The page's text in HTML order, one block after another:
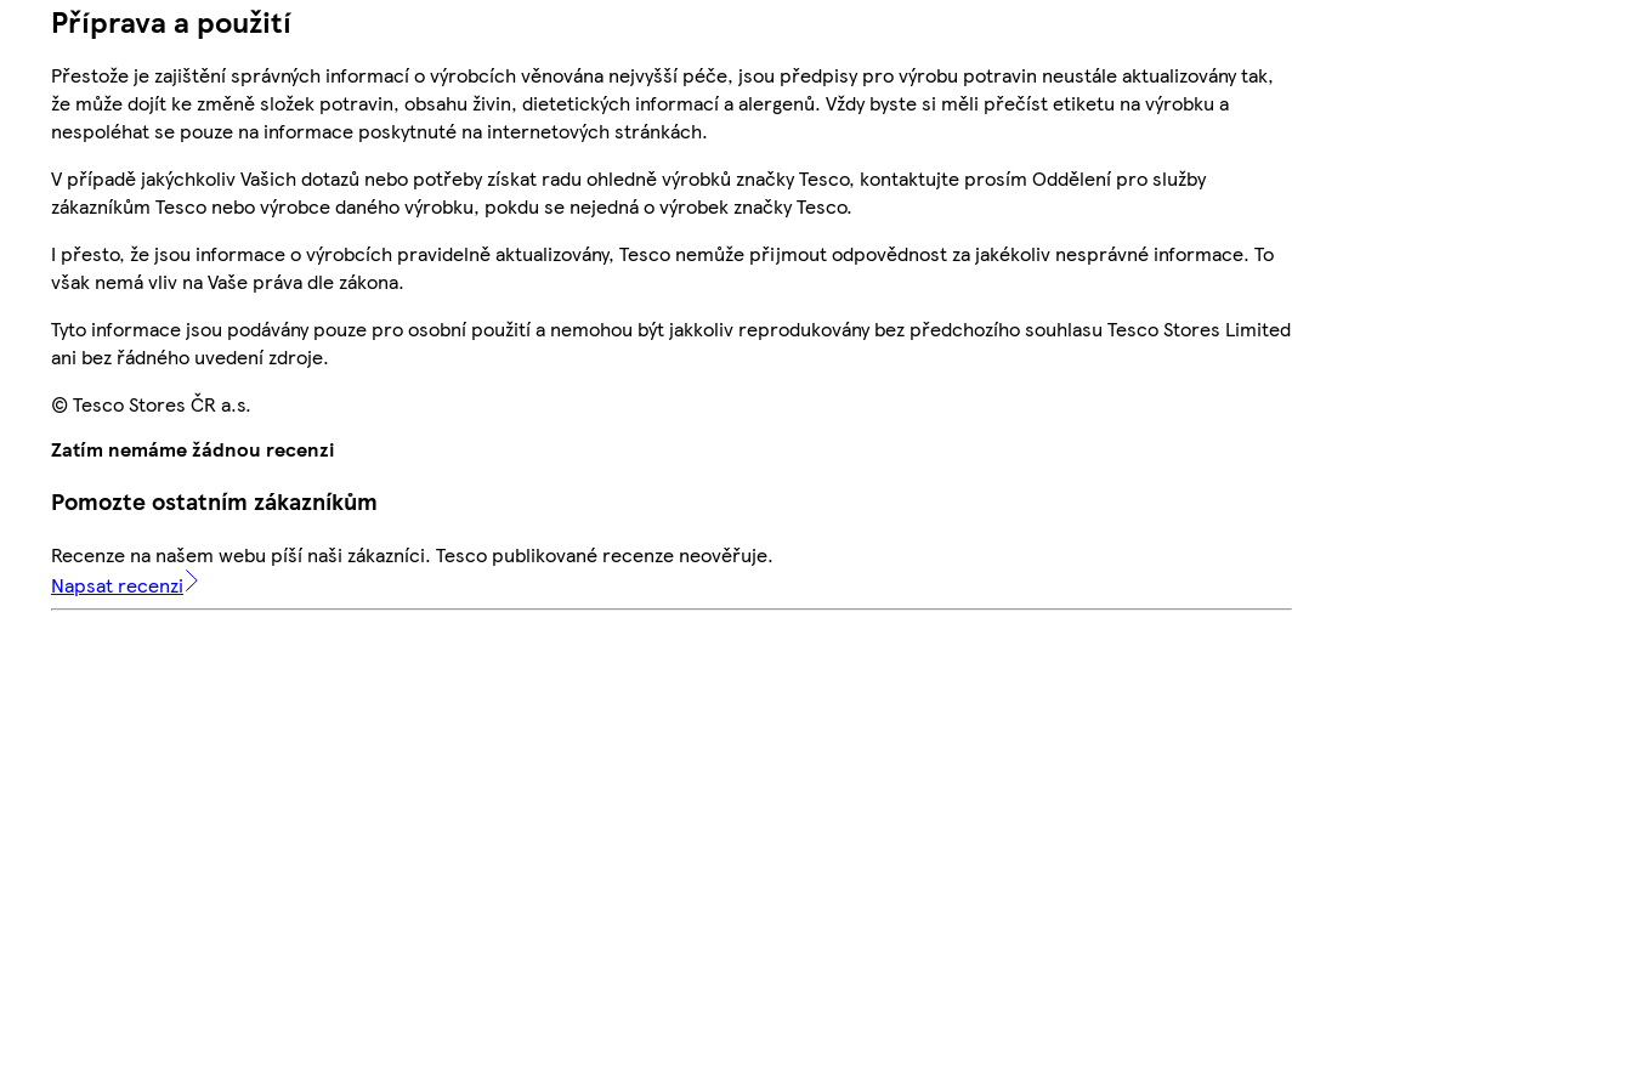
Příprava a použití
Přestože je zajištění správných informací o výrobcích věnována nejvyšší péče, jsou předpisy pro výrobu potravin neustále aktualizovány tak,
že může dojít ke změně složek potravin, obsahu živin, dietetických informací a alergenů. Vždy byste si měli přečíst etiketu na výrobku a
nespoléhat se pouze na informace poskytnuté na internetových stránkách.
V případě jakýchkoliv Vašich dotazů nebo potřeby získat radu ohledně výrobků značky Tesco, kontaktujte prosím Oddělení pro služby
zákazníkům Tesco nebo výrobce daného výrobku, pokdu se nejedná o výrobek značky Tesco.
I přesto, že jsou informace o výrobcích pravidelně aktualizovány, Tesco nemůže přijmout odpovědnost za jakékoliv nesprávné informace. To
však nemá vliv na Vaše práva dle zákona.
Tyto informace jsou podávány pouze pro osobní použití a nemohou být jakkoliv reprodukovány bez předchozího souhlasu Tesco Stores Limited
ani bez řádného uvedení zdroje.
© Tesco Stores ČR a.s.
Zatím nemáme žádnou recenzi
Pomozte ostatním zákazníkům
Recenze na našem webu píší naši zákazníci. Tesco publikované recenze neověřuje.
Napsat recenzi